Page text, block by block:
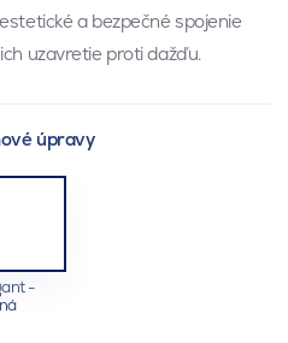
a bezpečné spojenie
uzavretie proti dažďu.
úpravy
-